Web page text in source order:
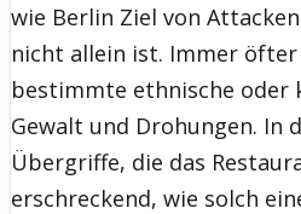
wie Berlin Ziel von
nicht allein ist. Immer
bestimmte ethnische
Gewalt und Drohungen. In
Übergriffe, die das
erschreckend, wie solch